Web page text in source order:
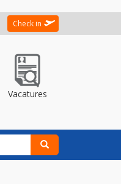
Check in
Vacatures